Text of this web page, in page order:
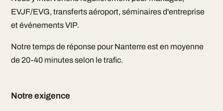
EVJF/EVG, transferts aéroport, séminaires d'entreprise
et événements VIP.
Notre temps de réponse pour Nanterre est en moyenne
de 20-40 minutes selon le trafic.
Notre exigence